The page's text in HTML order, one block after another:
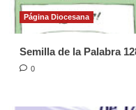
Página Diocesana
Semilla de la Palabra
0